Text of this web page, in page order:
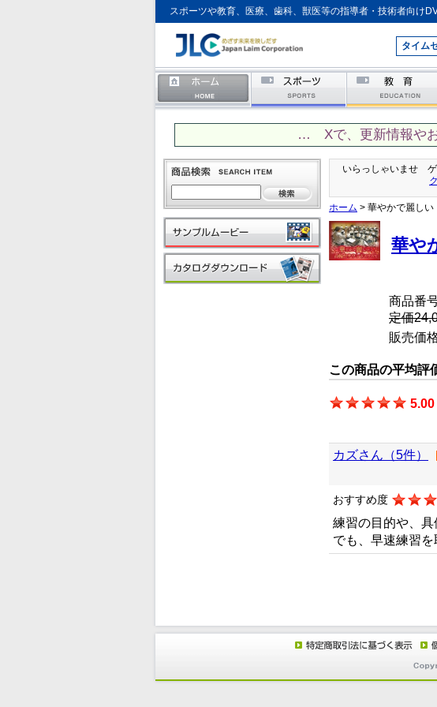
スポーツや教育、医療、歯科、獣医等の指導者・技術者向け
タイム
… Xで、更新情報や
いらっしゃいませ
ホーム > 華やかで麗し
華や
商品番
定価
販売価
この商品の平均評
5.00
カズさん（5件）
おすすめ度
練習の目的や、
でも、早速練習を